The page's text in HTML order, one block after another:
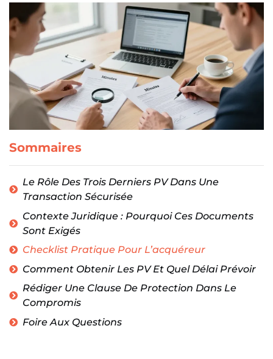
Sommaires
Le Rôle Des Trois Derniers PV Dans Une
Transaction Sécurisée
Contexte Juridique : Pourquoi Ces Documents
Sont Exigés
Checklist Pratique Pour L’acquéreur
Comment Obtenir Les PV Et Quel Délai Prévoir
Rédiger Une Clause De Protection Dans Le
Compromis
Foire Aux Questions